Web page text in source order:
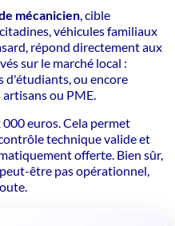
mécanicien , cible
véhicules familiaux
répond directement aux
sur le marché local :
d'étudiants, ou encore
ou PME.
euros. Cela permet
technique valide et
offerte. Bien sûr,
être pas opérationnel,